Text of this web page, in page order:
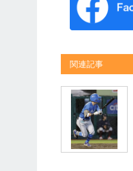
関連記事